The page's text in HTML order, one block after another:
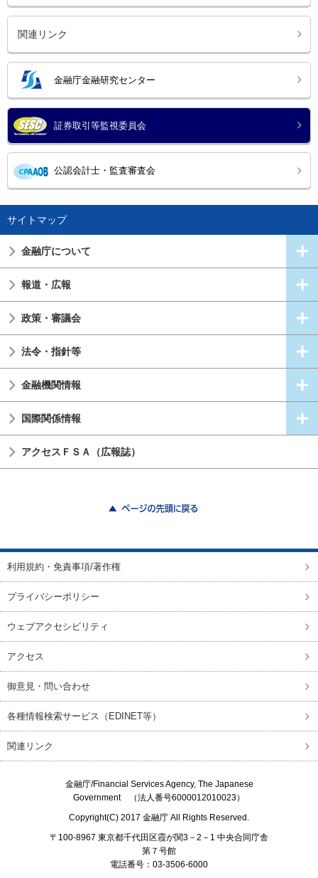
関連リンク
金融庁金融研究センター
証券取引等監視委員会
公認会計士・監査審査会
サイトマップ
金融庁について
報道・広報
政策・審議会
法令・指針等
金融機関情報
国際関係情報
アクセスＦＳＡ（広報誌）
利用規約・免責事項/著作権
プライバシーポリシー
ウェブアクセシビリティ
アクセス
御意見・問い合わせ
各種情報検索サービス（EDINET等）
関連リンク
金融庁/Financial Services Agency, The Japanese
Government（法人番号6000012010023）
Copyright(C) 2017 金融庁 All Rights Reserved.
〒100-8967 東京都千代田区霞が関3－2－1 中央合同庁舎
第７号館
電話番号：03-3506-6000